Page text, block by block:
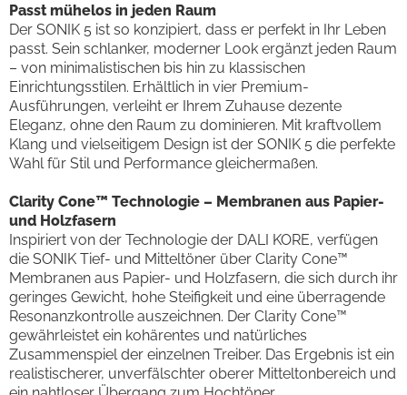
Passt mühelos in jeden Raum
Der SONIK 5 ist so konzipiert, dass er perfekt in Ihr Leben
passt. Sein schlanker, moderner Look ergänzt jeden Raum
– von minimalistischen bis hin zu klassischen
Einrichtungsstilen. Erhältlich in vier Premium-
Ausführungen, verleiht er Ihrem Zuhause dezente
Eleganz, ohne den Raum zu dominieren. Mit kraftvollem
Klang und vielseitigem Design ist der SONIK 5 die perfekte
Wahl für Stil und Performance gleichermaßen.
Clarity Cone™ Technologie – Membranen aus Papier-
und Holzfasern
Inspiriert von der Technologie der DALI KORE, verfügen
die SONIK Tief- und Mitteltöner über Clarity Cone™
Membranen aus Papier- und Holzfasern, die sich durch ihr
geringes Gewicht, hohe Steifigkeit und eine überragende
Resonanzkontrolle auszeichnen. Der Clarity Cone™
gewährleistet ein kohärentes und natürliches
Zusammenspiel der einzelnen Treiber. Das Ergebnis ist ein
realistischerer, unverfälschter oberer Mitteltonbereich und